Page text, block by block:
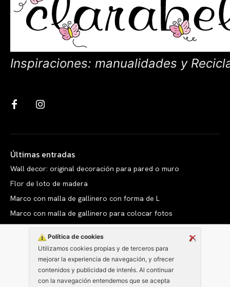
Política de cookies
Utilizamos cookies propias y de terceros para
mejorar la experiencia de navegación, y ofrecer
contenidos y publicidad de interés. Al continuar
con la navegación entendemos que se acepta
Inspiraciones: manualidades y
Últimas entradas
Wall decor: original decoración para pared o muro
Flor de loto de madera
Marco con malla de gallinero con forma de L
Marco con malla de gallinero para colocar fotos
Copyright © clarabelen.com